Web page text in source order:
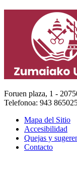
Foruen plaza, 1 -
Telefonoa: 943
Mapa del Sitio
Accesibilidad
Quejas y
Contacto